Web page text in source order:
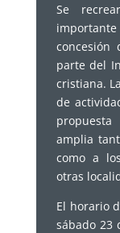
Se
parte del
cristiana.
de
amplia
como a
otras
El horario
sábado 23